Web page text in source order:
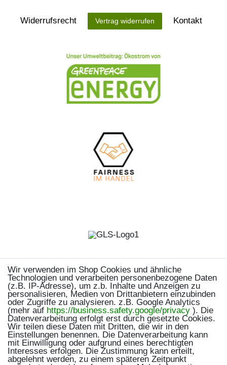
Widerrufs­recht Vertrag widerrufen Kontakt
Wir verwenden im Shop Cookies und ähnliche
Technologien und verarbeiten personenbezogene Daten
(z.B. IP-Adresse), um z.b. Inhalte und Anzeigen zu
personalisieren, Medien von Drittanbietern einzubinden
oder Zugriffe zu analysieren. z.B. Google Analytics
(mehr auf https://business.safety.google/privacy ). Die
Datenverarbeitung erfolgt erst durch gesetzte Cookies.
Wir teilen diese Daten mit Dritten, die wir in den
Einstellungen benennen. Die Datenverarbeitung kann
mit Einwilligung oder aufgrund eines berechtigten
Interesses erfolgen. Die Zustimmung kann erteilt,
abgelehnt werden, zu einem späteren Zeitpunkt